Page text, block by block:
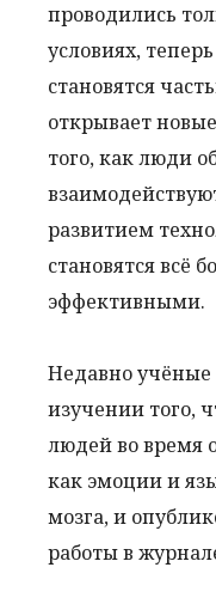
проводились
условиях,
становятся
открывает
того, как люди
развитием
становятся всё
эффективными.
Недавно
изучении того,
людей во время
как эмоции и
мозга, и
работы в